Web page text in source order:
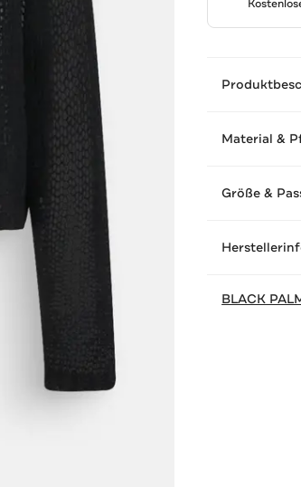
Material &
Größe &
BLACK